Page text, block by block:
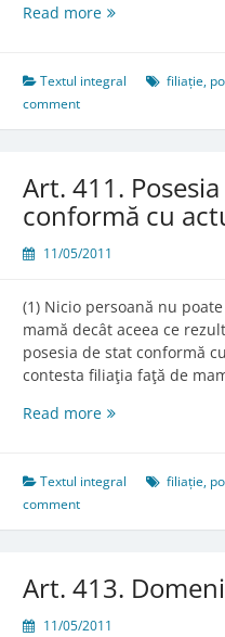
Read moreArt.
de
Textul integral filiație,
comment
Art. 411.
conformă cu
11/05/2011
(1) Nicio persoană nu
mamă decât aceea ce
posesia de stat conformă
contesta filiaţia faţă de
Read moreArt.
de
conformă
de
naştere
Textul integral filiație,
comment
Art. 413.
11/05/2011